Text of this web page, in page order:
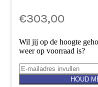
€303,00
Wil jij op de hoogte
weer op voorraad is?
HOUD